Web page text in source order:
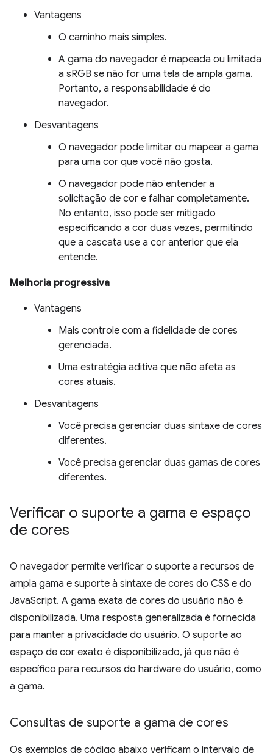
Vantagens
O caminho mais simples.
A gama do navegador é mapeada ou limitada
a sRGB se não for uma tela de ampla gama.
Portanto, a responsabilidade é do
navegador.
Desvantagens
O navegador pode limitar ou mapear a gama
para uma cor que você não gosta.
O navegador pode não entender a
solicitação de cor e falhar completamente.
No entanto, isso pode ser mitigado
especificando a cor duas vezes, permitindo
que a cascata use a cor anterior que ela
entende.
Melhoria progressiva
Vantagens
Mais controle com a fidelidade de cores
gerenciada.
Uma estratégia aditiva que não afeta as
cores atuais.
Desvantagens
Você precisa gerenciar duas sintaxe de cores
diferentes.
Você precisa gerenciar duas gamas de cores
diferentes.
Verificar o suporte a gama e espaço
de cores
O navegador permite verificar o suporte a recursos de
ampla gama e suporte à sintaxe de cores do CSS e do
JavaScript. A gama exata de cores do usuário não é
disponibilizada. Uma resposta generalizada é fornecida
para manter a privacidade do usuário. O suporte ao
espaço de cor exato é disponibilizado, já que não é
específico para recursos do hardware do usuário, como
a gama.
Consultas de suporte a gama de cores
Os exemplos de código abaixo verificam o intervalo de